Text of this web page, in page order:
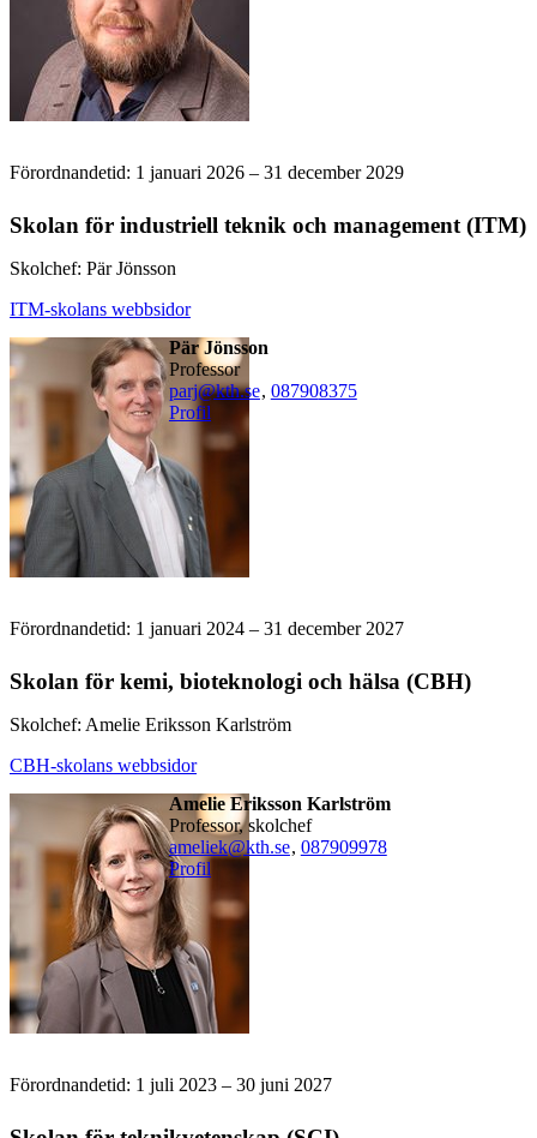
Förordnandetid: 1 januari 2026 – 31 december 2029
Skolan för industriell teknik och management (ITM)
Skolchef: Pär Jönsson
ITM-skolans webbsidor
Pär Jönsson
professor
parj@kth.se, 087908375
Profil
Förordnandetid: 1 januari 2024 – 31 december 2027
Skolan för kemi, bioteknologi och hälsa (CBH)
Skolchef: Amelie Eriksson Karlström
CBH-skolans webbsidor
Amelie Eriksson Karlström
professor, skolchef
ameliek@kth.se, 087909978
Profil
Förordnandetid: 1 juli 2023 – 30 juni 2027